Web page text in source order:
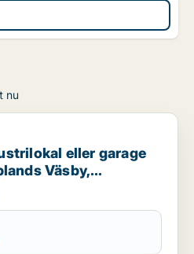
nu
eller garage för uthyrning i
eller garage
Väsby,
m.fl.